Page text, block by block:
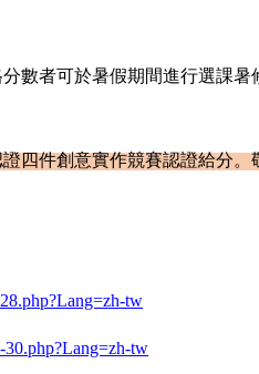
分數者可於暑假期間進行選課
四件創意實作競賽認證給分。
tw
30.php?Lang=zh-tw